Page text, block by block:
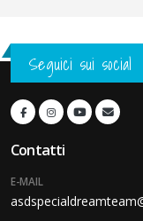
Seguici sui social
Contatti
E-MAIL